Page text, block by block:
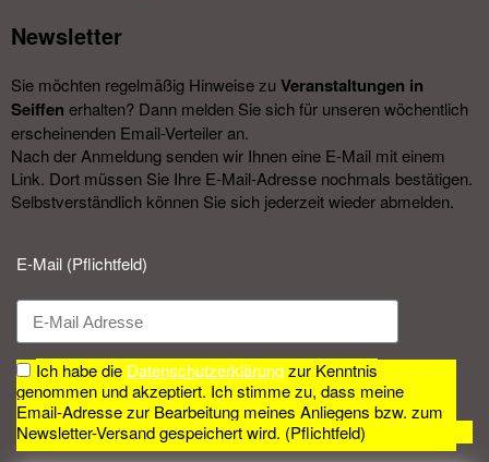
Newsletter​
Sie möchten regelmäßig Hinweise zu Veranstal­tungen in
Seiffen erhalten? Dann melden Sie sich für unseren wöchentlich
erscheinenden Email-Verteiler an.
Nach der Anmeldung senden wir Ihnen eine E-Mail mit einem
Link. Dort müssen Sie Ihre E-Mail-Adresse nochmals bestätigen.
Selbstverständlich können Sie sich jederzeit wieder abmelden.​
E-Mail (Pflichtfeld)
Ich habe die Datenschutzerklärungzur Kenntnis
genommen und akzeptiert. Ich stimme zu, dass meine
Email-Adresse zur Bearbeitung meines Anliegens bzw. zum
Newsletter-Versand gespeichert wird. (Pflichtfeld)